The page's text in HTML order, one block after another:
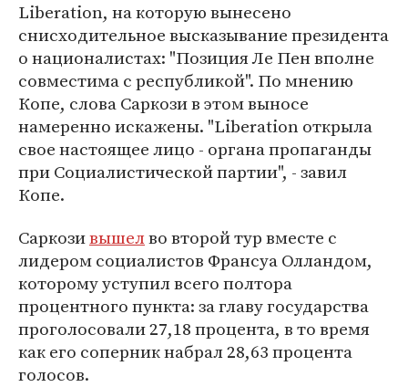
Liberation, на которую вынесено
снисходительное высказывание президента
о националистах: "Позиция Ле Пен вполне
совместима с республикой". По мнению
Копе, слова Саркози в этом выносе
намеренно искажены. "Liberation открыла
свое настоящее лицо - органа пропаганды
при Социалистической партии", - завил
Копе.
Саркозивышелво второй тур вместе с
лидером социалистов Франсуа Олландом,
которому уступил всего полтора
процентного пункта: за главу государства
проголосовали 27,18 процента, в то время
как его соперник набрал 28,63 процента
голосов.